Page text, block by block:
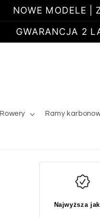
NOWE MODELE
GWARANCJA 2
Rowery Ramy
Najwyższa